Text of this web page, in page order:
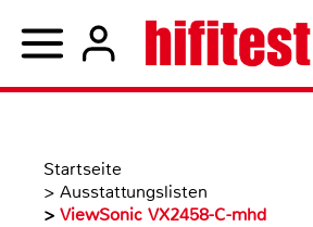
Startseite
> Ausstattungslisten
> ViewSonic VX2458-C-mhd